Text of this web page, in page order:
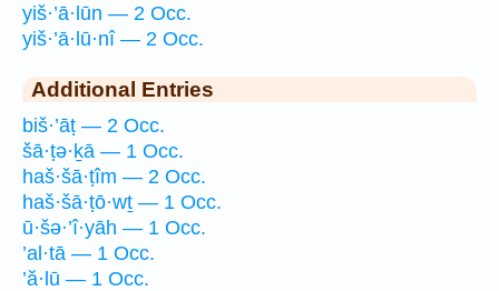
yiš·’ā·lūn — 2 Occ.
yiš·’ā·lū·nî — 2 Occ.
Additional Entries
biš·’āṭ — 2 Occ.
šā·ṭə·ḵā — 1 Occ.
haš·šā·ṭîm — 2 Occ.
haš·šā·ṭō·wṯ — 1 Occ.
ū·šə·’î·yāh — 1 Occ.
’al·tā — 1 Occ.
’ă·lū — 1 Occ.